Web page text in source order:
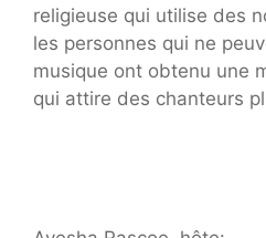
religieuse qui utilise des
les personnes qui ne
musique ont obtenu une
qui attire des chanteurs